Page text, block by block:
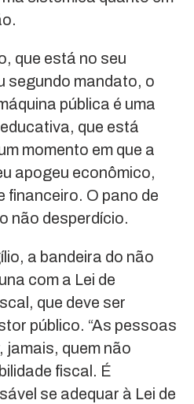
que está no seu
segundo mandato, o
pública é uma
que está
momento em que a
apogeu econômico,
financeiro. O pano de
não desperdício.
a bandeira do não
com a Lei de
que deve ser
público. “As pessoas
jamais, quem não
fiscal. É
se adequar à Lei de